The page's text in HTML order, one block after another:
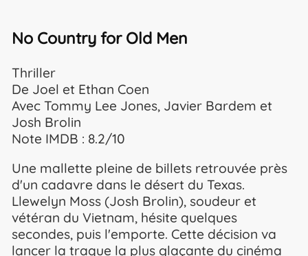
No Country for Old Men
Thriller
De Joel et Ethan Coen
Avec Tommy Lee Jones, Javier Bardem et
Josh Brolin
Note IMDB : 8.2/10
Une mallette pleine de billets retrouvée près
d'un cadavre dans le désert du Texas.
Llewelyn Moss (Josh Brolin), soudeur et
vétéran du Vietnam, hésite quelques
secondes, puis l'emporte. Cette décision va
lancer la traque la plus glaçante du cinéma